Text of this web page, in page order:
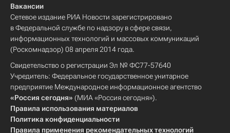
Вакансии
Сетевое издание РИА Новости зарегистрировано
в Федеральной службе по надзору в сфере связи,
информационных технологий и массовых коммуникаций
(Роскомнадзор) 08 апреля 2014 года.
Свидетельство о регистрации Эл № ФС77-57640
Учредитель: Федеральное государственное унитарное
предприятие Международное информационное агентство
«Россия сегодня» (МИА «Россия сегодня»).
Правила использования материалов
Политика конфиденциальности
Правила применения рекомендательных технологий